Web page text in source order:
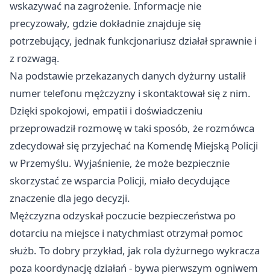
wskazywać na zagrożenie. Informacje nie
precyzowały, gdzie dokładnie znajduje się
potrzebujący, jednak funkcjonariusz działał sprawnie i
z rozwagą.
Na podstawie przekazanych danych dyżurny ustalił
numer telefonu mężczyzny i skontaktował się z nim.
Dzięki spokojowi, empatii i doświadczeniu
przeprowadził rozmowę w taki sposób, że rozmówca
zdecydował się przyjechać na Komendę Miejską Policji
w Przemyślu. Wyjaśnienie, że może bezpiecznie
skorzystać ze wsparcia Policji, miało decydujące
znaczenie dla jego decyzji.
Mężczyzna odzyskał poczucie bezpieczeństwa po
dotarciu na miejsce i natychmiast otrzymał pomoc
służb. To dobry przykład, jak rola dyżurnego wykracza
poza koordynację działań - bywa pierwszym ogniwem